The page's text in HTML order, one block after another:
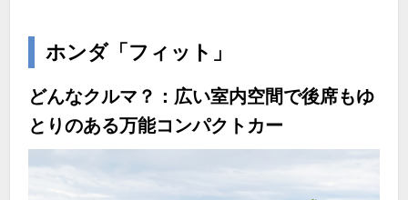
ホンダ「フィット」
どんなクルマ？：広い室内空間で後席もゆ
とりのある万能コンパクトカー